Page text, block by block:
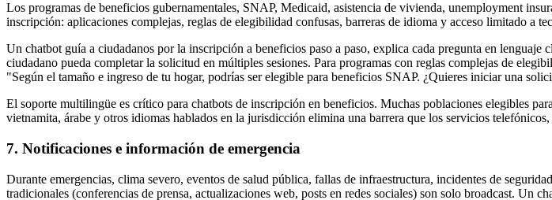
Los programas de beneficios gubernamentales, SNAP, Medicaid, asistencia de vivienda, unemployment
inscripción: aplicaciones complejas, reglas de elegibilidad confusas, barreras de idioma y acceso limitado a
Un chatbot guía a ciudadanos por la inscripción a beneficios paso a paso, explica cada pregunta en
ciudadano pueda completar la solicitud en múltiples sesiones. Para programas con reglas complejas de
"Según el tamaño e ingreso de tu hogar, podrías ser elegible para beneficios SNAP. ¿Quieres iniciar una
El soporte multilingüe es crítico para chatbots de inscripción en beneficios. Muchas poblaciones elegibles
vietnamita, árabe y otros idiomas hablados en la jurisdicción elimina una barrera que los servicios
7. Notificaciones e información de emergencia
Durante emergencias, clima severo, eventos de salud pública, fallas de infraestructura, incidentes de
tradicionales (conferencias de prensa, actualizaciones web, posts en redes sociales) son solo broadcast. Un